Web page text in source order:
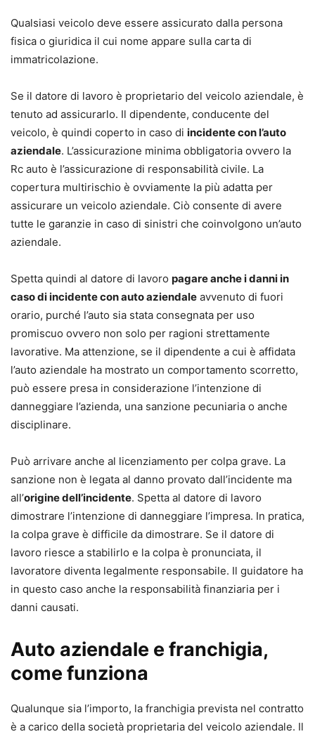
Qualsiasi veicolo deve essere assicurato dalla persona
fisica o giuridica il cui nome appare sulla carta di
immatricolazione.
Se il datore di lavoro è proprietario del veicolo aziendale, è
tenuto ad assicurarlo. Il dipendente, conducente del
veicolo, è quindi coperto in caso di incidente con l’auto
aziendale. L’assicurazione minima obbligatoria ovvero la
Rc auto è l’assicurazione di responsabilità civile. La
copertura multirischio è ovviamente la più adatta per
assicurare un veicolo aziendale. Ciò consente di avere
tutte le garanzie in caso di sinistri che coinvolgono un’auto
aziendale.
Spetta quindi al datore di lavoro pagare anche i danni in
caso di incidente con auto aziendale avvenuto di fuori
orario, purché l’auto sia stata consegnata per uso
promiscuo ovvero non solo per ragioni strettamente
lavorative. Ma attenzione, se il dipendente a cui è affidata
l’auto aziendale ha mostrato un comportamento scorretto,
può essere presa in considerazione l’intenzione di
danneggiare l’azienda, una sanzione pecuniaria o anche
disciplinare.
Può arrivare anche al licenziamento per colpa grave. La
sanzione non è legata al danno provato dall’incidente ma
all’origine dell’incidente. Spetta al datore di lavoro
dimostrare l’intenzione di danneggiare l’impresa. In pratica,
la colpa grave è difficile da dimostrare. Se il datore di
lavoro riesce a stabilirlo e la colpa è pronunciata, il
lavoratore diventa legalmente responsabile. Il guidatore ha
in questo caso anche la responsabilità finanziaria per i
danni causati.
Auto aziendale e franchigia,
come funziona
Qualunque sia l’importo, la franchigia prevista nel contratto
è a carico della società proprietaria del veicolo aziendale. Il